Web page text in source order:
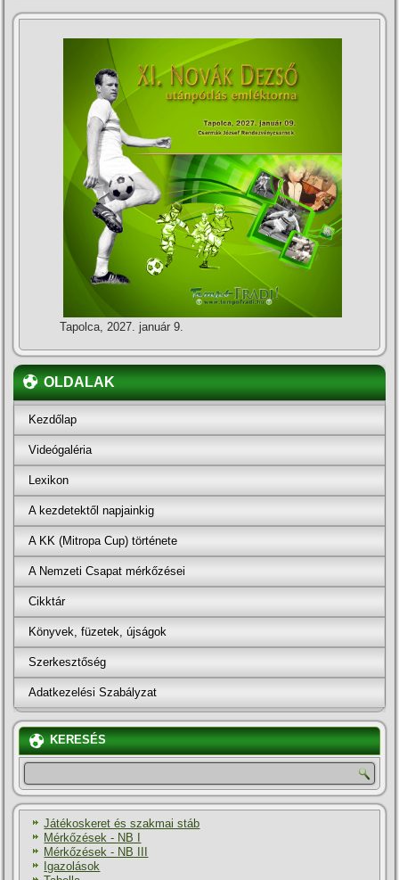
Tapolca, 2027. január 9.
OLDALAK
Kezdőlap
Videógaléria
Lexikon
A kezdetektől napjainkig
A KK (Mitropa Cup) története
A Nemzeti Csapat mérkőzései
Cikktár
Könyvek, füzetek, újságok
Szerkesztőség
Adatkezelési Szabályzat
KERESÉS
Játékoskeret és szakmai stáb
Mérkőzések - NB I
Mérkőzések - NB III
Igazolások